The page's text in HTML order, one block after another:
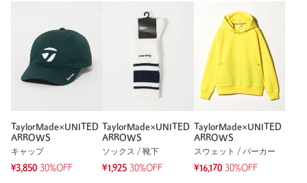
TaylorMade×UNITED
ARROWS
キャップ
¥3,850 30%OFF
TaylorMade×UNITED
ARROWS
ソックス / 靴下
¥1,925 30%OFF
TaylorMade×UNITED
ARROWS
スウェット / パーカー
¥16,170 30%OFF